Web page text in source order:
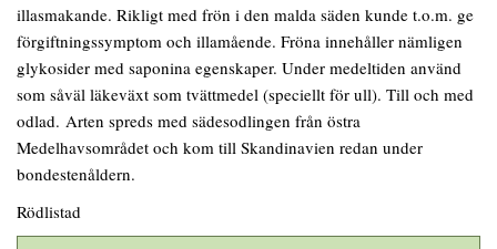
illasmakande. Rikligt med frön i den malda säden kunde t.o.m. ge
förgiftningssymptom och illamående. Fröna innehåller nämligen
glykosider med saponina egenskaper. Under medeltiden använd
som såväl läkeväxt som tvättmedel (speciellt för ull). Till och med
odlad. Arten spreds med sädesodlingen från östra
Medelhavsområdet och kom till Skandinavien redan under
bondestenåldern.
Rödlistad